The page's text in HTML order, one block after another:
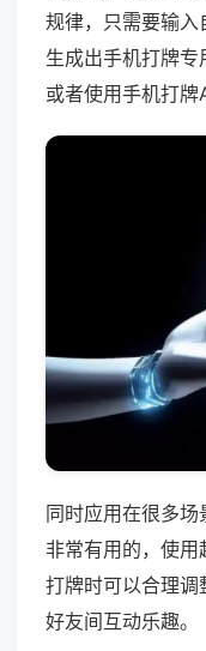
规律，只需要输入
生成出手机打牌
或者使用手机打牌
同时应用在很多
非常有用的，使
打牌时可以合理调
好友间互动乐趣。